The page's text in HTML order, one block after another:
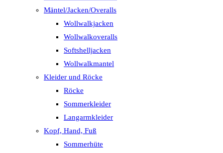
Mäntel/Jacken/Overalls
Wollwalkjacken
Wollwalkoveralls
Softshelljacken
Wollwalkmantel
Kleider und Röcke
Röcke
Sommerkleider
Langarmkleider
Kopf, Hand, Fuß
Sommerhüte